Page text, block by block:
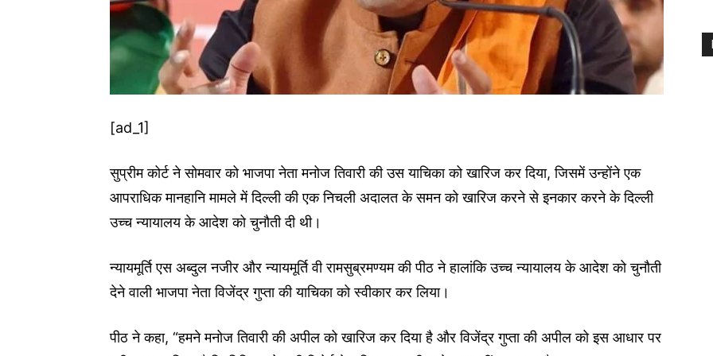
[ad_1]
सुप्रीम कोर्ट ने सोमवार को भाजपा नेता मनोज तिवारी की उस याचिका को खारिज कर दिया, जिसमें उन्होंने एक
आपराधिक मानहानि मामले में दिल्ली की एक निचली अदालत के समन को खारिज करने से इनकार करने के दिल्ली
उच्च न्यायालय के आदेश को चुनौती दी थी।
न्यायमूर्ति एस अब्दुल नजीर और न्यायमूर्ति वी रामसुब्रमण्यम की पीठ ने हालांकि उच्च न्यायालय के आदेश को चुनौती
देने वाली भाजपा नेता विजेंद्र गुप्ता की याचिका को स्वीकार कर लिया।
पीठ ने कहा, “हमने मनोज तिवारी की अपील को खारिज कर दिया है और विजेंद्र गुप्ता की अपील को इस आधार पर